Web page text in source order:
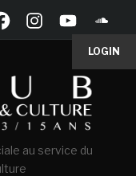
LOGIN
au service du